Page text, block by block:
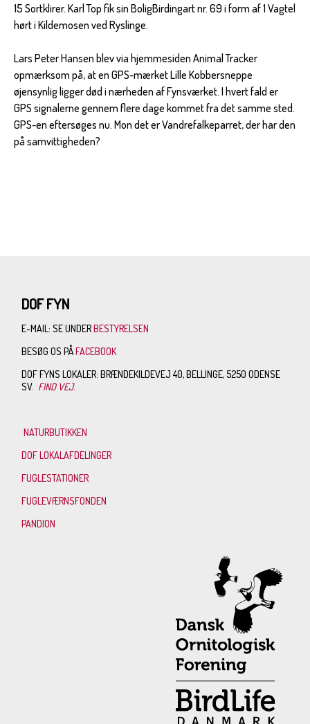
15 Sortklirer. Karl Top fik sin BoligBirdingart nr. 69 i form af 1 Vagtel
hørt i Kildemosen ved Ryslinge.
Lars Peter Hansen blev via hjemmesiden Animal Tracker
opmærksom på, at en GPS-mærket Lille Kobbersneppe
øjensynlig ligger død i nærheden af Fynsværket. I hvert fald er
GPS signalerne gennem flere dage kommet fra det samme sted.
GPS-en eftersøges nu. Mon det er Vandrefalkeparret, der har den
på samvittigheden?
DOF FYN
E-MAIL: SE UNDERBESTYRELSEN
BESØG OS PÅFACEBOOK
DOF FYNS LOKALER: BRÆNDEKILDEVEJ 40, BELLINGE, 5250 ODENSE
SV. FIND VEJ.
NATURBUTIKKEN
DOF LOKALAFDELINGER
FUGLESTATIONER
FUGLEVÆRNSFONDEN
PANDION